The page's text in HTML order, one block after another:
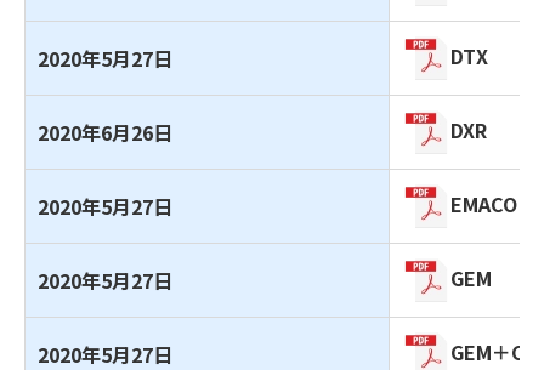
2020年5月27日 DTX
2020年6月26日 DXR
2020年5月27日 EMACO
2020年5月27日 GEM
2020年5月27日 GEM＋